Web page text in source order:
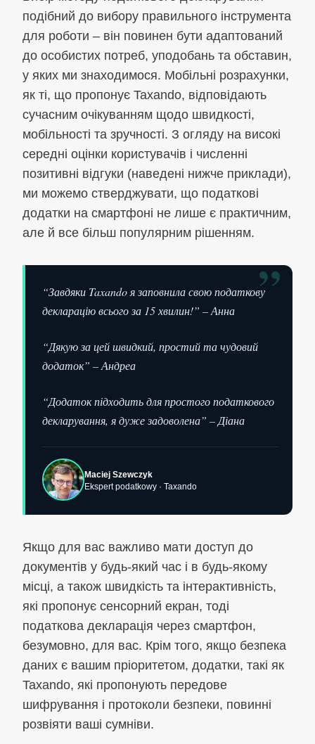
подібний до вибору правильного інструмента
для роботи – він повинен бути адаптований
до особистих потреб, уподобань та обставин,
у яких ми знаходимося. Мобільні розрахунки,
як ті, що пропонує Taxando, відповідають
сучасним очікуванням щодо швидкості,
мобільності та зручності. З огляду на високі
середні оцінки користувачів і численні
позитивні відгуки (наведені нижче приклади),
ми можемо стверджувати, що податкові
додатки на смартфоні не лише є практичним,
але й все більш популярним рішенням.
”
“Завдяки Taxando я заповнила свою податкову
декларацію всього за 15 хвилин!” – Анна
“Дякую за цей швидкий, простий та чудовий
додаток” – Андреа
“Додаток підходить для простого податкового
декларування, я дуже задоволена” – Діана
Maciej Szewczyk
Ekspert podatkowy · Taxando
Якщо для вас важливо мати доступ до
документів у будь-який час і в будь-якому
місці, а також швидкість та інтерактивність,
які пропонує сенсорний екран, тоді
податкова декларація через смартфон,
безумовно, для вас. Крім того, якщо безпека
даних є вашим пріоритетом, додатки, такі як
Taxando, які пропонують передове
шифрування і протоколи безпеки, повинні
розвіяти ваші сумніви.